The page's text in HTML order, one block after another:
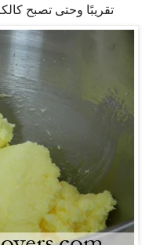
تقريبًا وحتى تصبح